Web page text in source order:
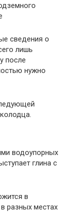
сведения о
лишь
после
нужно
водоупорных
глина с
в
разных местах